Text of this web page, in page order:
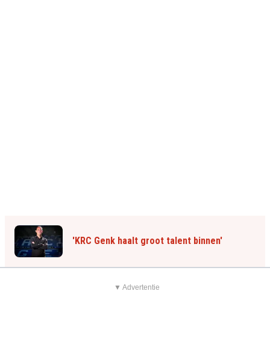
'KRC Genk haalt groot talent binnen'
▼ Advertentie